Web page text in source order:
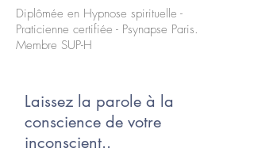
Diplômée en Hypnose spirituelle -
Praticienne certifiée - Psynapse Paris.
Membre SUP-H
Laissez la parole à la
conscience de votre
inconscient..